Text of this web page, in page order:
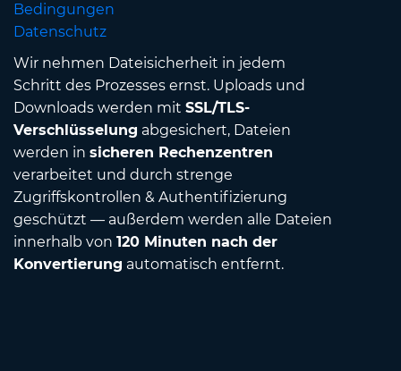
Bedingungen
Datenschutz
Wir nehmen Dateisicherheit in jedem
Schritt des Prozesses ernst. Uploads und
Downloads werden mit SSL/TLS-
Verschlüsselung abgesichert, Dateien
werden in sicheren Rechenzentren
verarbeitet und durch strenge
Zugriffskontrollen & Authentifizierung
geschützt — außerdem werden alle Dateien
innerhalb von 120 Minuten nach der
Konvertierung automatisch entfernt.